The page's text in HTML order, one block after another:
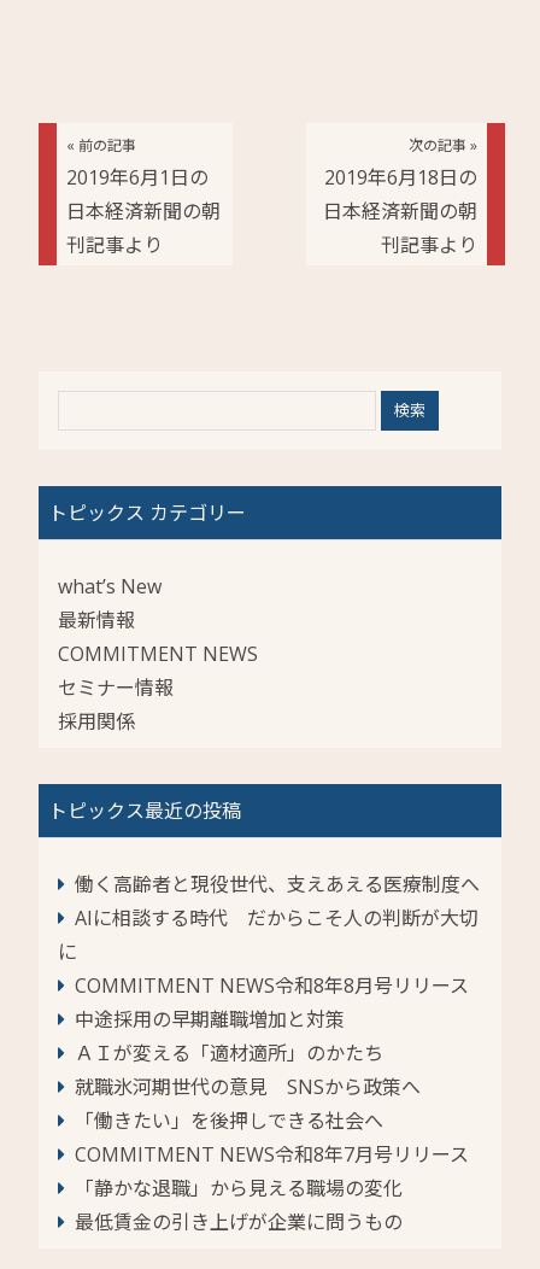
« 前の記事
2019年6月1日の
日本経済新聞の朝
刊記事より
次の記事 »
2019年6月18日の
日本経済新聞の朝
刊記事より
トピックス カテゴリー
what’s New
最新情報
COMMITMENT NEWS
セミナー情報
採用関係
トピックス最近の投稿
働く高齢者と現役世代、支えあえる医療制度へ
AIに相談する時代 だからこそ人の判断が大切
に
COMMITMENT NEWS令和8年8月号リリース
中途採用の早期離職増加と対策
ＡＩが変える「適材適所」のかたち
就職氷河期世代の意見 SNSから政策へ
「働きたい」を後押しできる社会へ
COMMITMENT NEWS令和8年7月号リリース
「静かな退職」から見える職場の変化
最低賃金の引き上げが企業に問うもの